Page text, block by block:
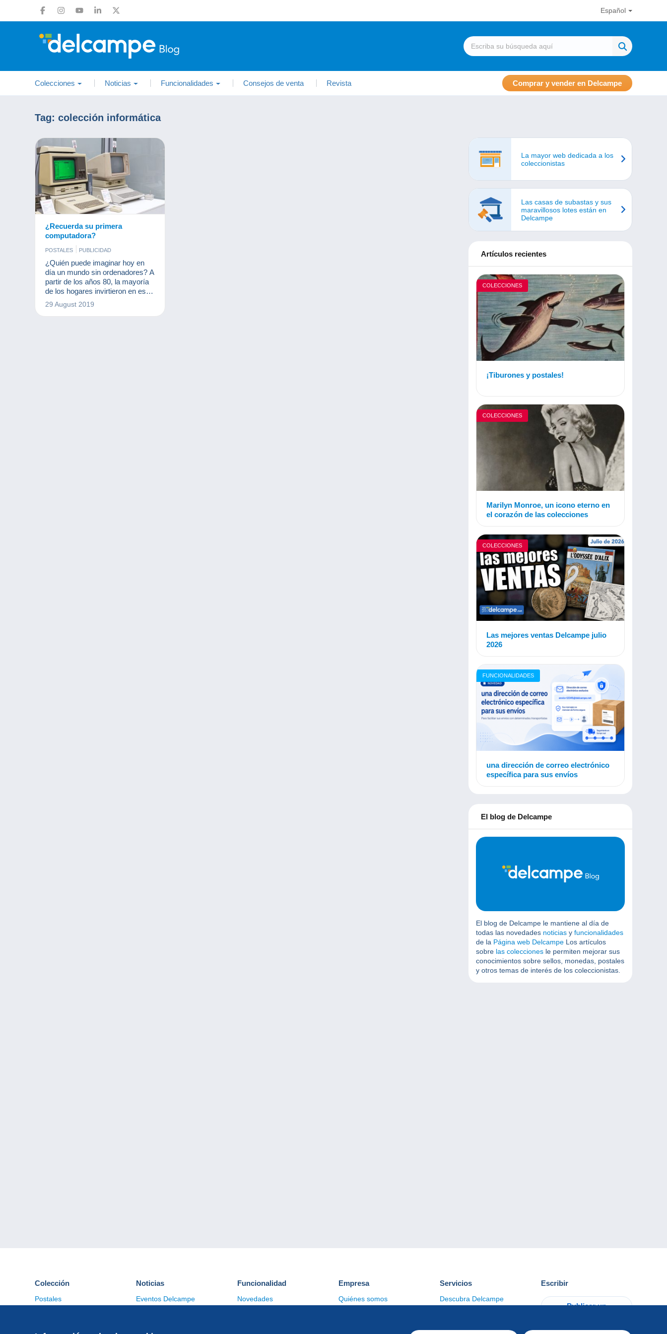
Español
Colecciones Noticias Funcionalidades Consejos de venta Revista Comprar y vender en Delcampe
Tag: colección informática
¿Recuerda su primera
computadora?
POSTALES PUBLICIDAD
¿Quién puede imaginar hoy en
día un mundo sin ordenadores? A
partir de los años 80, la mayoría
de los hogares invirtieron en esta
máquina que cambió
considerablemente nuestras
29 August 2019
La mayor web dedicada a los
coleccionistas
Las casas de subastas y sus
maravillosos lotes están en
Delcampe
Artículos recientes
COLECCIONES
¡Tiburones y postales!
COLECCIONES
Marilyn Monroe, un icono eterno en
el corazón de las colecciones
COLECCIONES
Las mejores ventas Delcampe julio
2026
FUNCIONALIDADES
una dirección de correo electrónico
específica para sus envíos
El blog de Delcampe
El blog de Delcampe le mantiene al día de
todas las novedades noticias y funcionalidades
de la Página web Delcampe Los artículos
sobre las colecciones le permiten mejorar sus
conocimientos sobre sellos, monedas, postales
y otros temas de interés de los coleccionistas.
Colección
Postales
Noticias
Eventos Delcampe
Funcionalidad
Novedades
Empresa
Quiénes somos
Servicios
Descubra Delcampe
Escribir
Publicar un